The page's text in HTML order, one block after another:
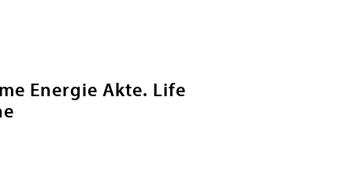
Energie Akte. Life